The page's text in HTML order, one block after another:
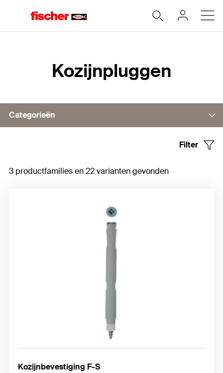
Kozijnpluggen
Categorieën
Filter
3 productfamilies en 22 varianten gevonden
Kozijnbevestiging F-S